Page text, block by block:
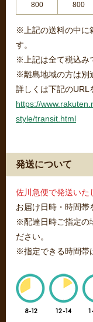
800 800
※上記の送料の中に
す。
※上記は全て税込み
※離島地域の方は別
詳しくは下記のURL
https://
style/transit.html
発送について
佐川急便で発送いた
お届け日時・時間帯
※配達日時ご指定の
ださい。
※指定できる時間帯